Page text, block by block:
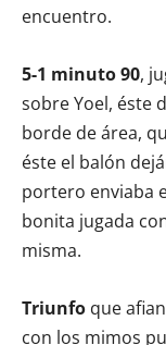
encuentro.
5-1 minuto 90,
sobre Yoel, éste
borde de área,
éste el balón
portero enviaba
bonita jugada
misma.
Triunfo que
con los mimos